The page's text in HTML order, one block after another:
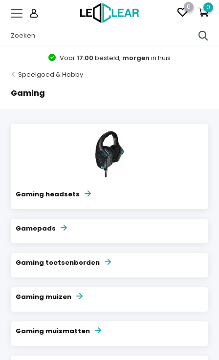
0 0
Voor17:00 besteld, morgen in huis
Speelgoed & Hobby
Gaming
Gaming headsets
Gamepads
Gaming toetsenborden
Gaming muizen
Gaming muismatten